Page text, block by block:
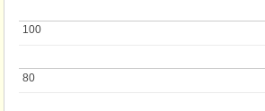
80
80
100
100